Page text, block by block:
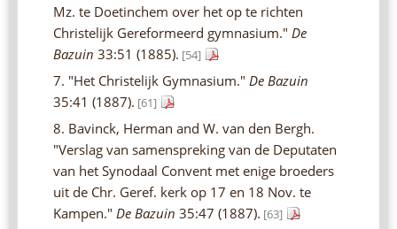
Mz. te Doetinchem over het op te richten
Christelijk Gereformeerd gymnasium." De
Bazuin 33:51 (1885). [54]
7. "Het Christelijk Gymnasium." De Bazuin
35:41 (1887). [61]
8. Bavinck, Herman and W. van den Bergh.
"Verslag van samenspreking van de Deputaten
van het Synodaal Convent met enige broeders
uit de Chr. Geref. kerk op 17 en 18 Nov. te
Kampen." De Bazuin 35:47 (1887). [63]